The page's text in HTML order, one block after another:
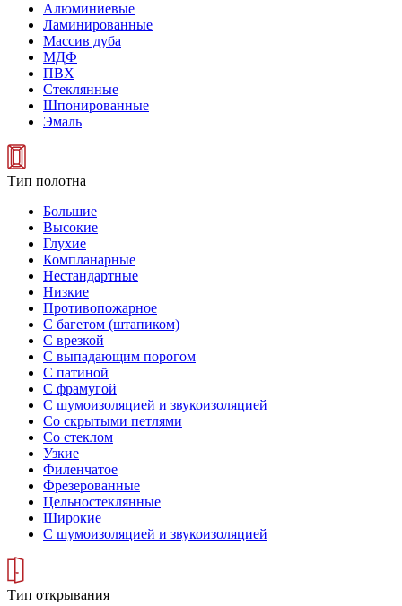
Алюминиевые
Ламинированные
Массив дуба
МДФ
ПВХ
Стеклянные
Шпонированные
Эмаль
Тип полотна
Большие
Высокие
Глухие
Компланарные
Нестандартные
Низкие
Противопожарное
С багетом (штапиком)
С врезкой
С выпадающим порогом
С патиной
С фрамугой
С шумоизоляцией и звукоизоляцией
Со скрытыми петлями
Со стеклом
Узкие
Филенчатое
Фрезерованные
Цельностеклянные
Широкие
С шумоизоляцией и звукоизоляцией
Тип открывания